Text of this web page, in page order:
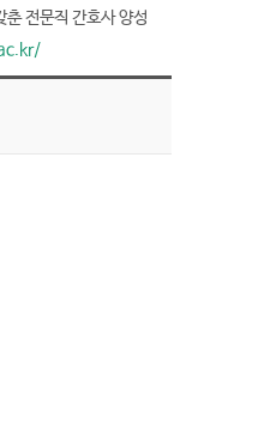
춘 전문직 간호사 양성